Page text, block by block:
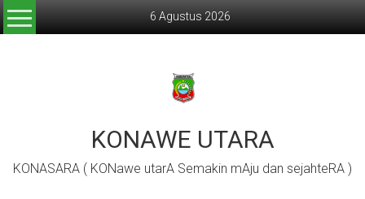
Lompat
ke
6 Agustus 2026
KONAWE UTARA
KONASARA ( KONawe utarA Semakin mAju dan sejahteRA )